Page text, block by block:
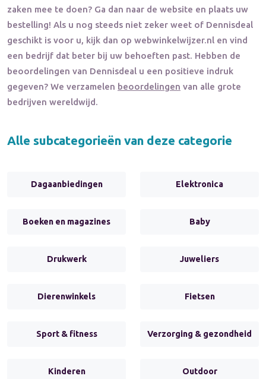
zaken mee te doen? Ga dan naar de website en plaats uw
bestelling! Als u nog steeds niet zeker weet of Dennisdeal
geschikt is voor u, kijk dan op webwinkelwijzer.nl en vind
een bedrijf dat beter bij uw behoeften past. Hebben de
beoordelingen van Dennisdeal u een positieve indruk
gegeven? We verzamelen beoordelingen van alle grote
bedrijven wereldwijd.
Alle subcategorieën van deze categorie
Dagaanbiedingen Elektronica
Boeken en magazines Baby
Drukwerk Juweliers
Dierenwinkels Fietsen
Sport & fitness Verzorging & gezondheid
Kinderen Outdoor